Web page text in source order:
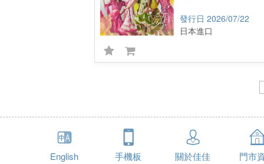
2026/07/22
日本進口
English 手機板 關於佳佳 門市